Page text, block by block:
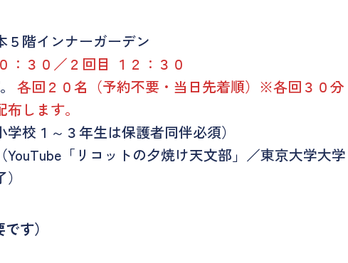
５階インナーガーデン
：３０／２回目 １２：３０
各回２０名（予約不要・当日先着順）※各回３０分
します。
校１～３年生は保護者同伴必須）
YouTube「リコットの夕焼け天文部」／東京大学大学
す）